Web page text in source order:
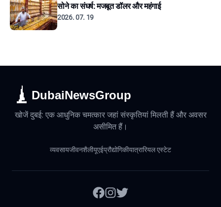
सोने का संघर्ष: मजबूत डॉलर और महंगाई
2026. 07. 19
DubaiNewsGroup
खोजें दुबई: एक आधुनिक चमत्कार जहां संस्कृतियां मिलती हैं और अवसर
असीमित हैं।
व्यवसायजीवनशैलीयूएईप्रौद्योगिकीयात्रारियल एस्टेट